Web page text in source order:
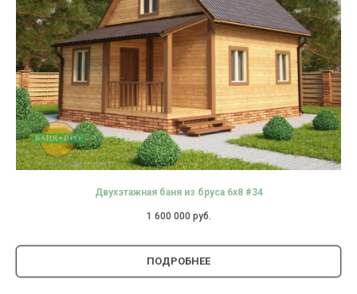
Двухэтажная баня из бруса 6х8 #34
1 600 000 руб.
ПОДРОБНЕЕ